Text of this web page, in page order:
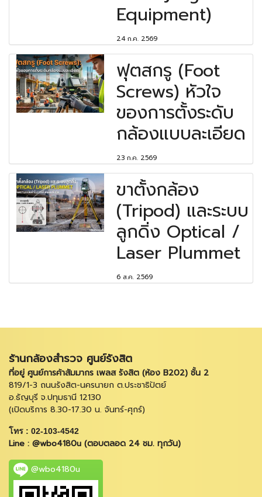
Equipment)
24 ก.ค. 2569
ฟุตสกรู (Foot
Screws) หัวใจ
ของการตั้งระดับ
กล้องแบบละเอียด
23 ก.ค. 2569
ขาตั้งกล้อง
(Tripod) และระบบ
ลูกดิ่ง Optical /
Laser Plummet
6 ส.ค. 2569
ร้านกล้องสำรวจ ศูนย์รังสิต
ที่อยู่ ศูนย์การค้าสัมมากร เพลส รังสิต (ห้อง B202) ชั้น 2
819/1-3 ถนนรังสิต-นครนายก ต.ประชาธิปัตย์
อ.ธัญบุรี จ.ปทุมธานี 12130
(เปิดบริการ 8.30-17.30 น. จันทร์-ศุกร์)
โทร : 02-103-4542
Line : @wbo4180u (ตอบตลอด 24 ชม. ทุกวัน)
@wbo4180u